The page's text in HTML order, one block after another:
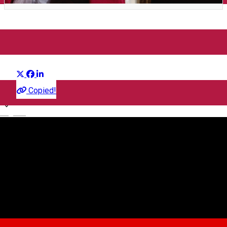
Concert Alexandra Ușurelu
Distribuie
Copied!
Concert